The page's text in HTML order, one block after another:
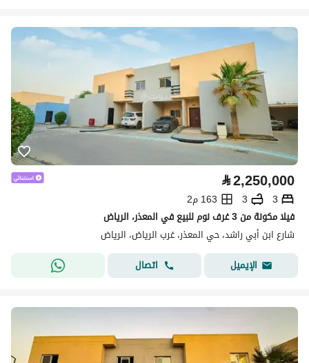
⃁2,250,000
3
3
163 م2
فيلا مكونة من 3 غرف نوم للبيع في المعذر، الرياض
شارع ابن أبي راشد، حي المعذر، غرب الرياض، الرياض
الإيميل
اتصال